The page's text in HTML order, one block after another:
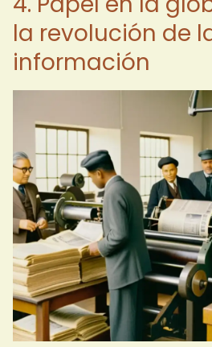
la revolución de
información